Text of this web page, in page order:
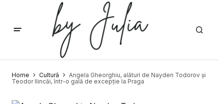
Home Cultură
Angela Gheorghiu, alături de Nayden Todorov și
Teodor Ilincăi, într-o gală de excepție la Praga